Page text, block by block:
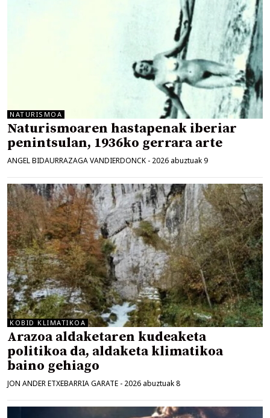
NATURISMOA
Naturismoaren hastapenak iberiar
penintsulan, 1936ko gerrara arte
ANGEL BIDAURRAZAGA VANDIERDONCK - 2026 abuztuak 9
KOBID KLIMATIKOA
Arazoa aldaketaren kudeaketa
politikoa da, aldaketa klimatikoa
baino gehiago
JON ANDER ETXEBARRIA GARATE - 2026 abuztuak 8